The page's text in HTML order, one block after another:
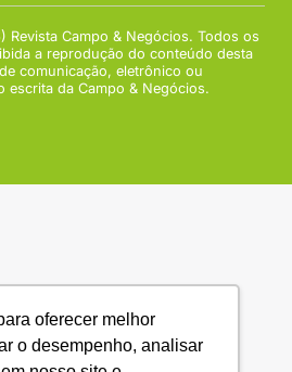
oferecer melhor
o desempenho, analisar
Campo & Negócios. Todos os
a reprodução do conteúdo desta
comunicação, eletrônico ou
escrita da Campo & Negócios.